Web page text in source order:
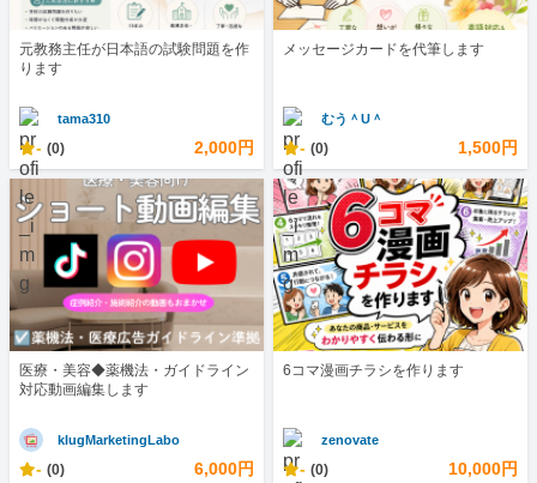
元教務主任が日本語の試験問題を作
ります
tama310
- (0) 2,000円
メッセージカードを代筆します
むう＾U＾
- (0) 1,500円
医療・美容◆薬機法・ガイドライン
対応動画編集します
klugMarketingLabo
- (0) 6,000円
6コマ漫画チラシを作ります
zenovate
- (0) 10,000円